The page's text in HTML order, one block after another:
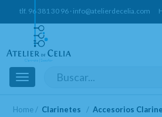
tlf. 96 381 30 96 · info@atelierdecelia.com
Toggle
navigation
Home Clarinetes Accesorios